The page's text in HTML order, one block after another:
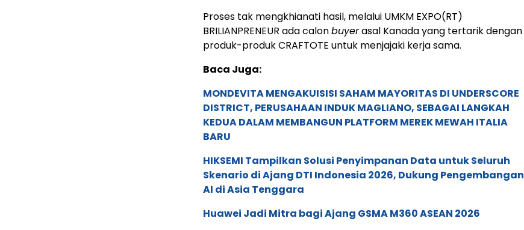
Proses tak mengkhianati hasil, melalui UMKM EXPO(RT)
BRILIANPRENEUR ada calonbuyerasal Kanada yang tertarik dengan
produk-produk CRAFTOTE untuk menjajaki kerja sama.
Baca Juga:
MONDEVITA MENGAKUISISI SAHAM MAYORITAS DI UNDERSCORE
DISTRICT, PERUSAHAAN INDUK MAGLIANO, SEBAGAI LANGKAH
KEDUA DALAM MEMBANGUN PLATFORM MEREK MEWAH ITALIA
BARU
HIKSEMI Tampilkan Solusi Penyimpanan Data untuk Seluruh
Skenario di Ajang DTI Indonesia 2026, Dukung Pengembangan
AI di Asia Tenggara
Huawei Jadi Mitra bagi Ajang GSMA M360 ASEAN 2026